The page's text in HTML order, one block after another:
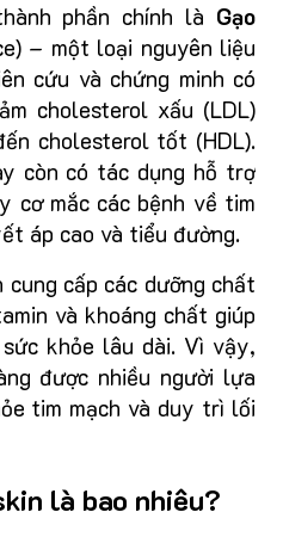
phần chính là Gạo
– một loại nguyên liệu
cứu và chứng minh có
cholesterol xấu (LDL)
cholesterol tốt (HDL).
còn có tác dụng hỗ trợ
cơ mắc các bệnh về tim
áp cao và tiểu đường.
cấp các dưỡng chất
và khoáng chất giúp
khỏe lâu dài. Vì vậy,
được nhiều người lựa
tim mạch và duy trì lối
là bao nhiêu?